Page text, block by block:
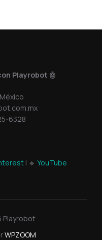
Playrobot 🤖
6328
| 🔹 YouTube
Playrobot
WPZOOM